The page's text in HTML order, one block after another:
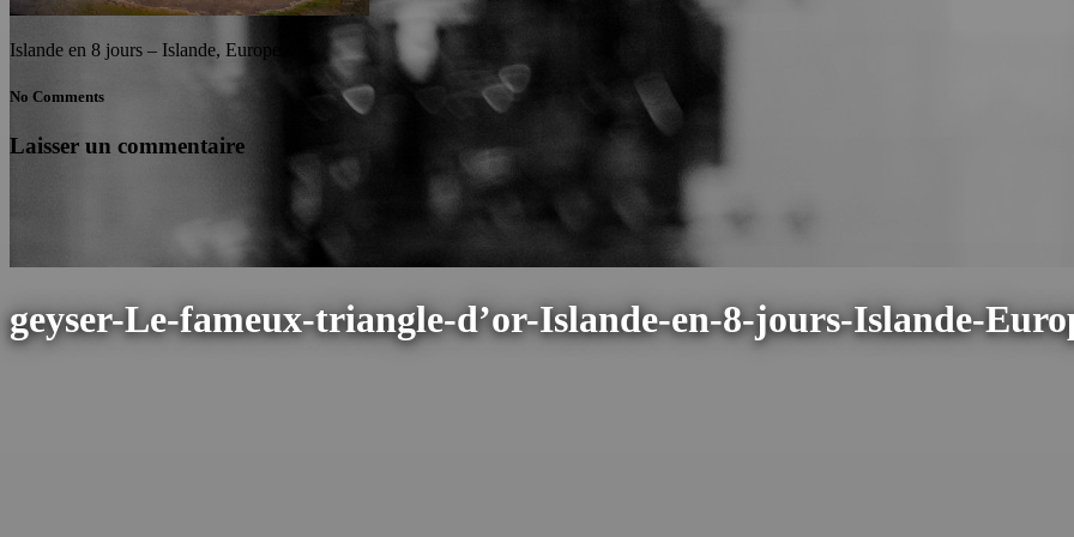
geyser-Le-fameux-triangle-d’or-Islande-en-8-jours-Islande-
Islande en 8 jours – Islande, Europe
No Comments
Laisser un commentaire